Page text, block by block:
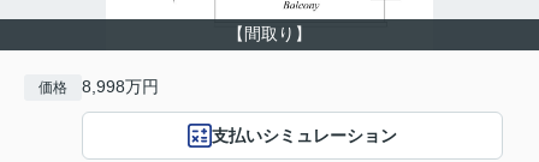
【間取り】
価格 8,998万円
支払いシミュレーション